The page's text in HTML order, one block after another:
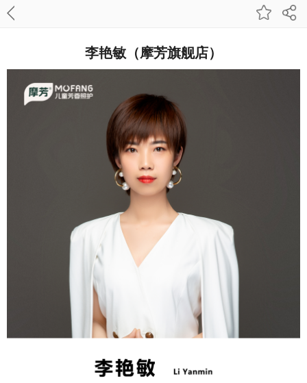
李艳敏（摩芳旗舰店）